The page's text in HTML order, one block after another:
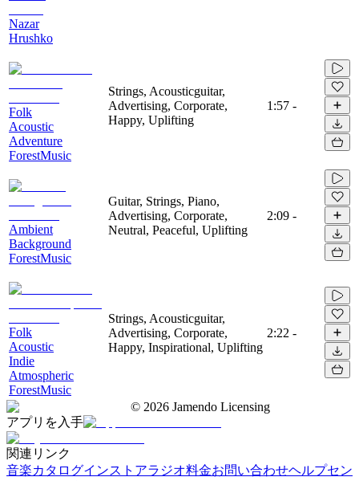
Nazar
Hrushko
Folk
Acoustic
Adventure
ForestMusic
Strings, Acousticguitar,
Advertising, Corporate,
Happy, Uplifting
1:57 -
Ambient
Background
ForestMusic
Guitar, Strings, Piano,
Advertising, Corporate,
Neutral, Peaceful, Uplifting
2:09 -
Folk
Acoustic
Indie
Atmospheric
ForestMusic
Strings, Acousticguitar,
Advertising, Corporate,
Happy, Inspirational, Uplifting
2:22 -
© 2026 Jamendo Licensing
アプリを入手
関連リンク
音楽カタログインストアラジオ料金お問い合わせヘルプセン